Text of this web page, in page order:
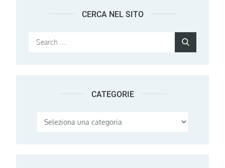
CERCA NEL SITO
Search
CATEGORIE
Categorie